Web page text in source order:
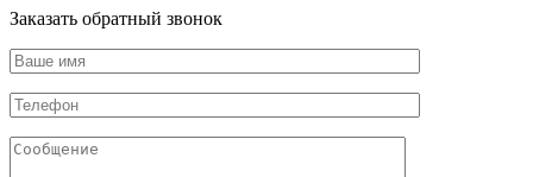
Заказать обратный звонок